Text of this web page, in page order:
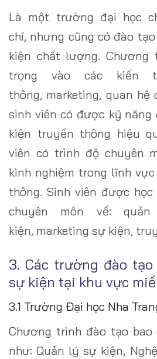
Là một trường đại học
chí, nhưng cũng có đào
kiện chất lượng. Chương
trọng vào các kiến
thông, marketing, quan hệ
sinh viên có được kỹ
kiện truyền thông hiệu
viên có trình độ chuyên
kinh nghiệm trong lĩnh
thông. Sinh viên được
chuyên môn về:
kiện, marketing sự kiện,
3. Các trường đào
sự kiện tại khu vực
3.1 Trường Đại học Nha
Chương trình đào tạo bao
như: Quản lý sự kiện,